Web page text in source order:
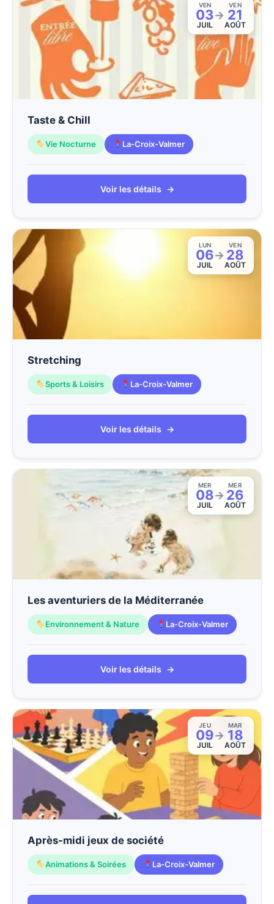
VEN
03
JUIL
→
VEN
21
AOÛT
Taste & Chill
Vie Nocturne La-Croix-Valmer
Voir les détails →
LUN
06
JUIL
→
VEN
28
AOÛT
Stretching
Sports & Loisirs La-Croix-Valmer
Voir les détails →
MER
08
JUIL
→
MER
26
AOÛT
Les aventuriers de la Méditerranée
Environnement & Nature La-Croix-Valmer
Voir les détails →
JEU
09
JUIL
→
MAR
18
AOÛT
Après-midi jeux de société
Animations & Soirées La-Croix-Valmer